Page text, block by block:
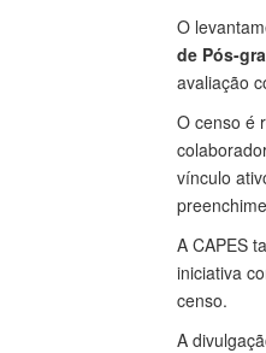
O
de Pós-
avaliação
O censo é
vínculo
A CAPES
iniciativa
censo.
A